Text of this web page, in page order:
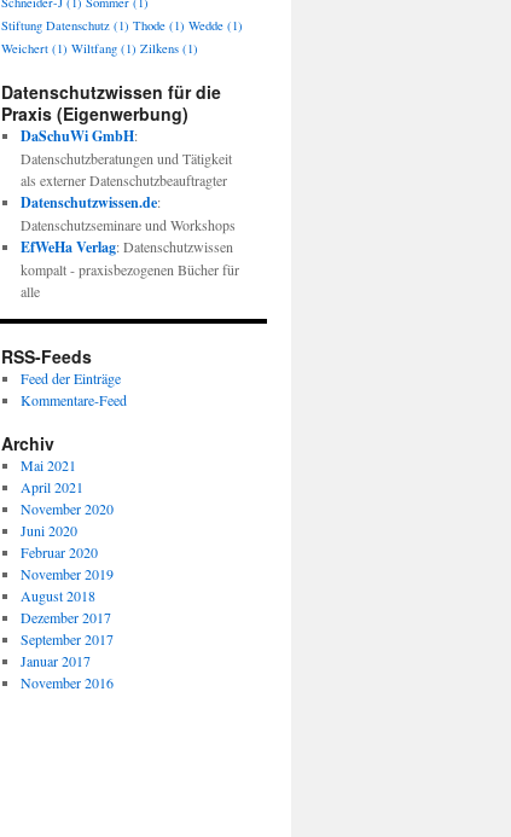
Stiftung Datenschutz (1) Thode (1) Wedde (1)
Weichert (1) Wiltfang (1) Zilkens (1)
Datenschutzwissen für die
Praxis (Eigenwerbung)
DaSchuWi GmbH:
Datenschutzberatungen und Tätigkeit
als externer Datenschutzbeauftragter
Datenschutzwissen.de:
Datenschutzseminare und Workshops
EfWeHa Verlag: Datenschutzwissen
kompalt - praxisbezogenen Bücher für
alle
RSS-Feeds
Feed der Einträge
Kommentare-Feed
Archiv
Mai 2021
April 2021
November 2020
Juni 2020
Februar 2020
November 2019
August 2018
Dezember 2017
September 2017
Januar 2017
November 2016